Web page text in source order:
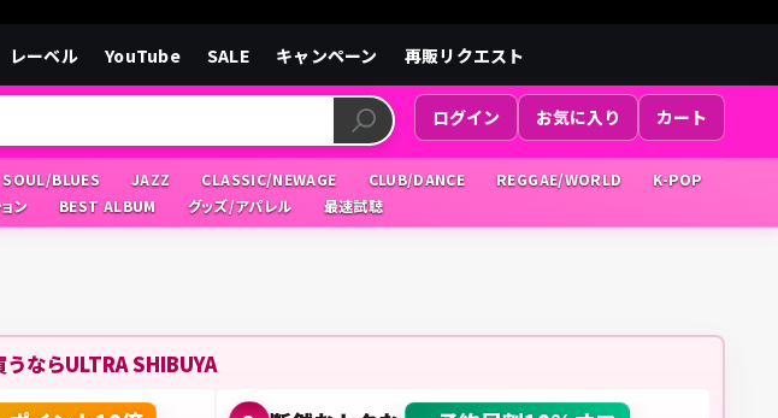
レーベル YouTube SALE キャンペーン 再販リクエスト
ログイン お気に入り カート
SOUL/BLUES JAZZ CLASSIC/NEWAGE CLUB/DANCE REGGAE/WORLD
K-POP
ン BEST ALBUM グッズ/アパレル 最速試聴
ならULTRA SHIBUYA